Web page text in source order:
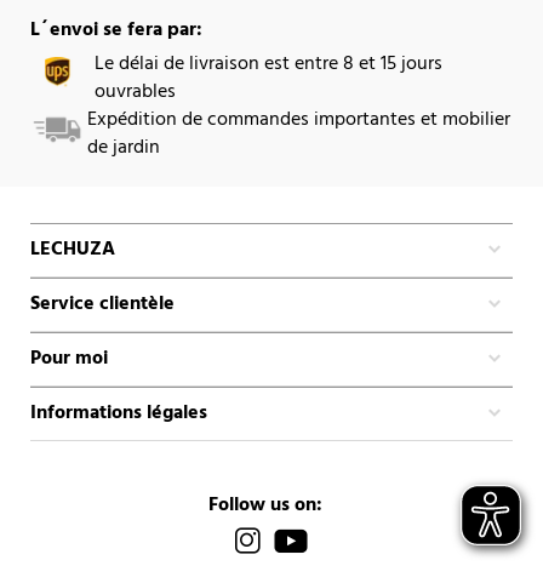
L´envoi se fera par:
Le délai de livraison est entre 8 et 15 jours
ouvrables
Expédition de commandes importantes et mobilier
de jardin
LECHUZA
Service clientèle
Pour moi
Informations légales
Follow us on: